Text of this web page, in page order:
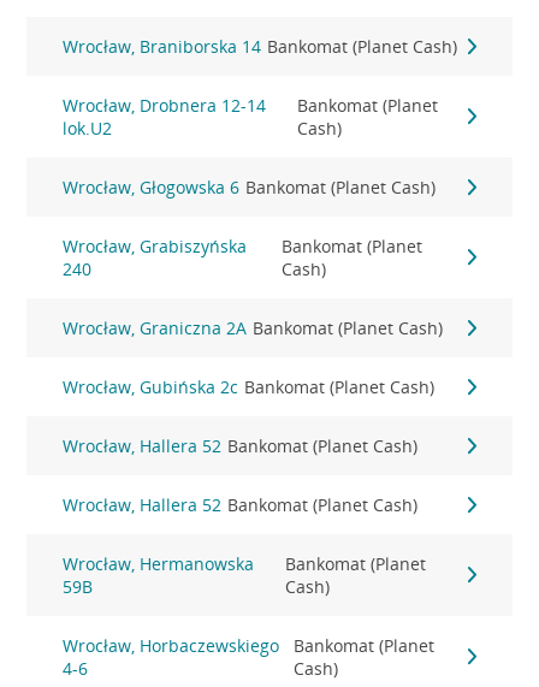
Wrocław, Braniborska 14 Bankomat (Planet Cash)
Wrocław, Drobnera 12-14
lok.U2
Bankomat (Planet
Cash)
Wrocław, Głogowska 6 Bankomat (Planet Cash)
Wrocław, Grabiszyńska
240
Bankomat (Planet
Cash)
Wrocław, Graniczna 2A Bankomat (Planet Cash)
Wrocław, Gubińska 2c Bankomat (Planet Cash)
Wrocław, Hallera 52 Bankomat (Planet Cash)
Wrocław, Hallera 52 Bankomat (Planet Cash)
Wrocław, Hermanowska
59B
Bankomat (Planet
Cash)
Wrocław, Horbaczewskiego
4-6
Bankomat (Planet
Cash)